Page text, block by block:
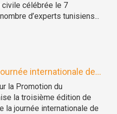
civile célébrée le 7
d’experts tunisiens...
internationale de...
la Promotion du
la troisième édition de
la journée internationale de